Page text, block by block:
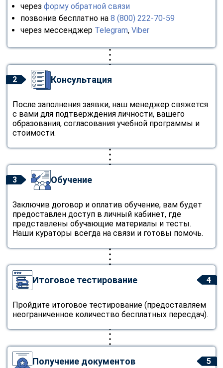
через форму обратной связи
позвонив бесплатно на 8 (800) 222-70-59
через мессенджер Telegram, Viber
2 Консультация
После заполнения заявки, наш менеджер свяжется
с вами для подтверждения личности, вашего
образования, согласования учебной программы и
стоимости.
3 Обучение
Заключив договор и оплатив обучение, вам будет
предоставлен доступ в личный кабинет, где
представлены обучающие материалы и тесты.
Наши кураторы всегда на связи и готовы помочь.
4
Итоговое тестирование
Пройдите итоговое тестирование (предоставляем
неограниченное количество бесплатных пересдач).
5
Получение документов